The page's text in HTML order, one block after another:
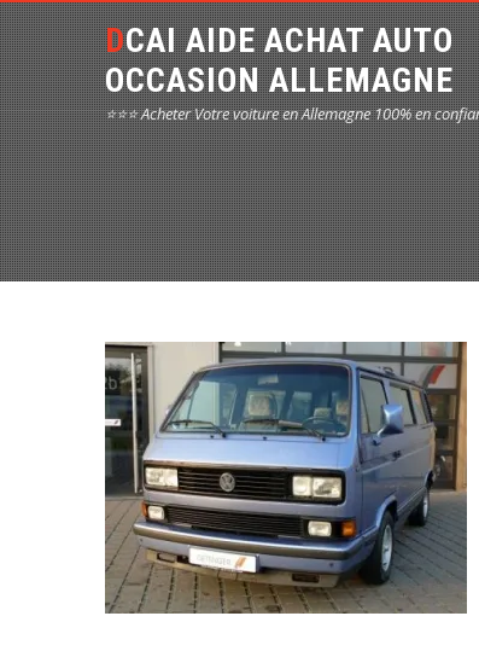
DCAI AIDE ACHAT AUTO
OCCASION ALLEMAGNE
⭐⭐⭐ Acheter Votre voiture en Allemagne 100% en